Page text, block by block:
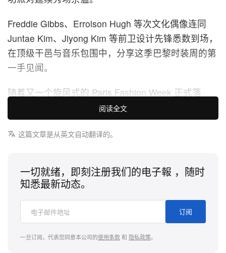
Freddie Gibbs、Errolson Hugh 等次文化偶像连同
Juntae Kim、Jiyong Kim 等前卫设计先锋悉数到场，
在顶级干邑与音乐包围中，分享这季巴黎时装周的第
一手见闻。
随着又一个旋风式的 Paris Fashion Week 正式落
幕，Hypebeast 进驻氛围私密且层次丰富的 Soho
House Paris 空间，举办招牌派对「Hypebeast
Afterhours」闭幕之夜。当晚云集时装圈核心人物、
了一口长气，将紧绷的伸展台日程节奏彻底释放，化
作一场专注于社群、文化与创意里程碑的纯粹庆典。
空间很快就被嘻哈殿堂级人物与机能服领军先锋所填
满，气场强烈。曾获 Grammy 提名的 Freddie Gibbs
以其标志性风格坐镇现场，与 ACRONYM 灵魂人物
阅读全文
这篇文章是从英文自动翻译的。
一切就绪，即刻注册我们的电子報 ，随时
知悉最新动态。
订阅
一旦订阅，代表您同意本公司的使用条款和 隐私政策。